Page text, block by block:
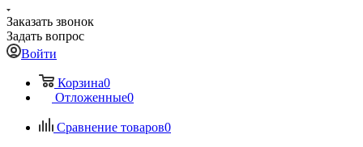
Заказать звонок
Задать вопрос
Войти
Корзина0
Отложенные0
Сравнение товаров0